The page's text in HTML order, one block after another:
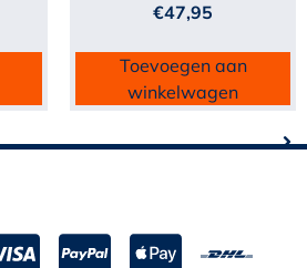
€47,95
Toevoegen aan
winkelwagen